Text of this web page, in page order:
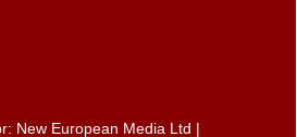
New European Media Ltd |